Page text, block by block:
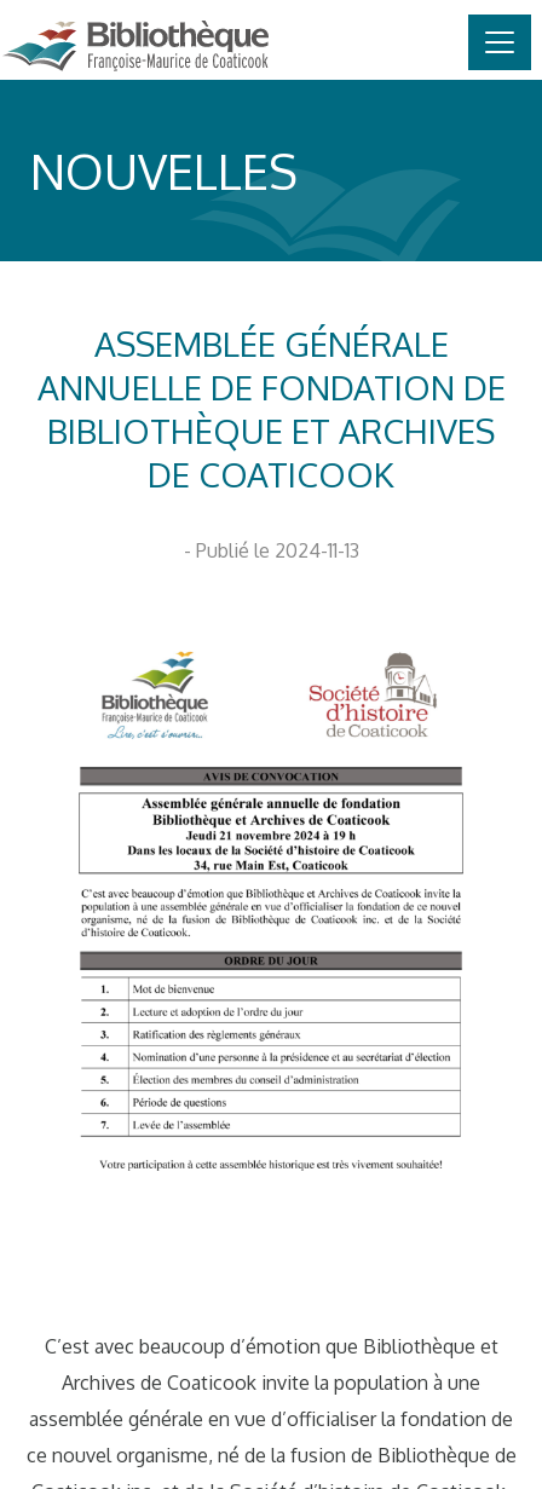
Skip to content
MAIN NAVIGATION
NOUVELLES
ASSEMBLÉE GÉNÉRALE
ANNUELLE DE FONDATION DE
BIBLIOTHÈQUE ET ARCHIVES
DE COATICOOK
- Publié le 2024-11-13
C’est avec beaucoup d’émotion que Bibliothèque et
Archives de Coaticook invite la population à une
assemblée générale en vue d’officialiser la fondation de
ce nouvel organisme, né de la fusion de Bibliothèque de